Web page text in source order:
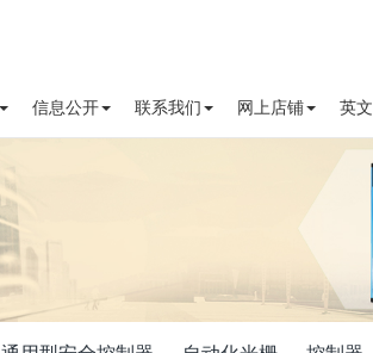
信息公开 联系我们 网上店铺 英